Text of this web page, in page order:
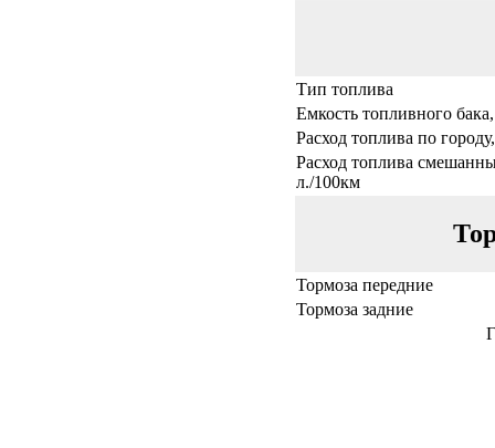
Тип топлива
Емкость топливного
Расход топлива по
Расход топлива
л./100км
Тормоза передние
Тормоза задние